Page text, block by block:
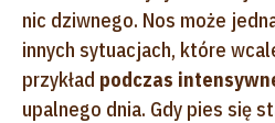
nic dziwnego. Nos może
innych sytuacjach, które
przykład podczas
upalnego dnia. Gdy pies się